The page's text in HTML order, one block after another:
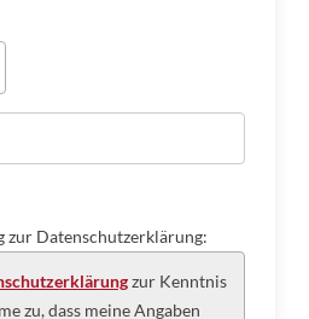
zur Datenschutzerklärung:
zur Kenntnis
zu, dass meine Angaben